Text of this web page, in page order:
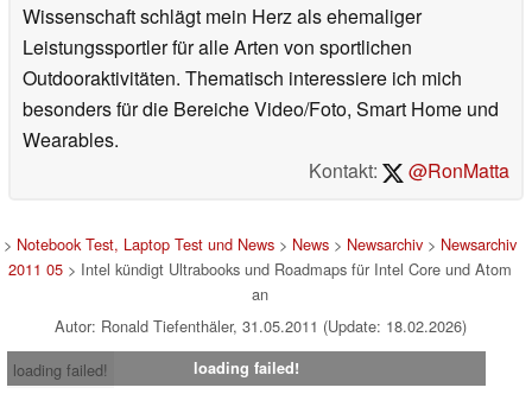
Wissenschaft schlägt mein Herz als ehemaliger
Leistungssportler für alle Arten von sportlichen
Outdooraktivitäten. Thematisch interessiere ich mich
besonders für die Bereiche Video/Foto, Smart Home und
Wearables.
Kontakt:
@RonMatta
> Notebook Test, Laptop Test und News > News > Newsarchiv > Newsarchiv
2011 05 > Intel kündigt Ultrabooks und Roadmaps für Intel Core und Atom
an
Autor: Ronald Tiefenthäler, 31.05.2011 (Update: 18.02.2026)
loading failed!
loading failed!